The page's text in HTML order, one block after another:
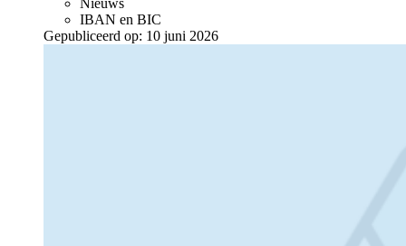
Nieuws
IBAN en BIC
Gepubliceerd op: 10 juni 2026